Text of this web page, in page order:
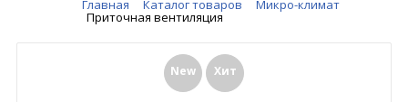
Главная Каталог товаров Микро-климат
Приточная вентиляция
New Хит